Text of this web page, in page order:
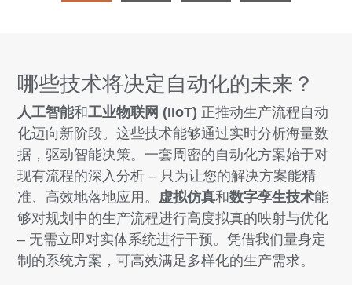
哪些技术将决定自动化的未来？
人工智能和工业物联网 (IIoT) 正推动生产流程自动
化迈向新阶段。这些技术能够通过实时分析海量数
据，驱动智能决策。一套周密的自动化方案始于对
现有流程的深入分析 – 只为让您的解决方案能精
准、高效地落地应用。 虚拟仿真和数字孪生技术能
够对规划中的生产流程进行高度拟真的映射与优化
– 无需立即对实体系统进行干预。凭借我们量身定
制的系统方案，可高效满足多样化的生产需求。